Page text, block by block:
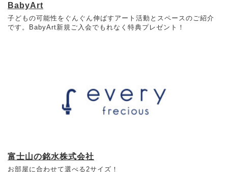
BabyArt
子どもの可能性をぐんぐん伸ばすアート活動とスペースのご紹介
です。BabyArt新規ご入会でもれなく特典プレゼント！
富士山の銘水株式会社
お部屋に合わせて選べる2サイズ！